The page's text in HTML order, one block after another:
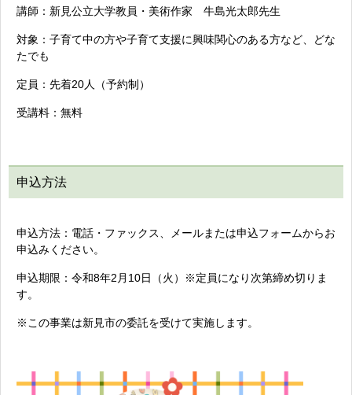
講師：新見公立大学教員・美術作家 牛島光太郎先生
対象：子育て中の方や子育て支援に興味関心のある方など、どな
たでも
定員：先着20人（予約制）
受講料：無料
申込方法
申込方法：電話・ファックス、メールまたは申込フォームからお
申込みください。
申込期限：令和8年2月10日（火）※定員になり次第締め切りま
す。
※この事業は新見市の委託を受けて実施します。